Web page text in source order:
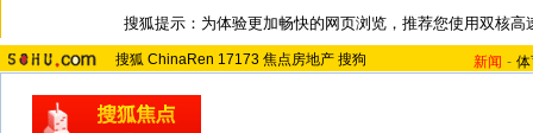
搜狐提示：为体验更加畅快的网页浏览，推荐您使用双核高
搜狐 ChinaRen 17173 焦点房地产 搜狗 新闻 -